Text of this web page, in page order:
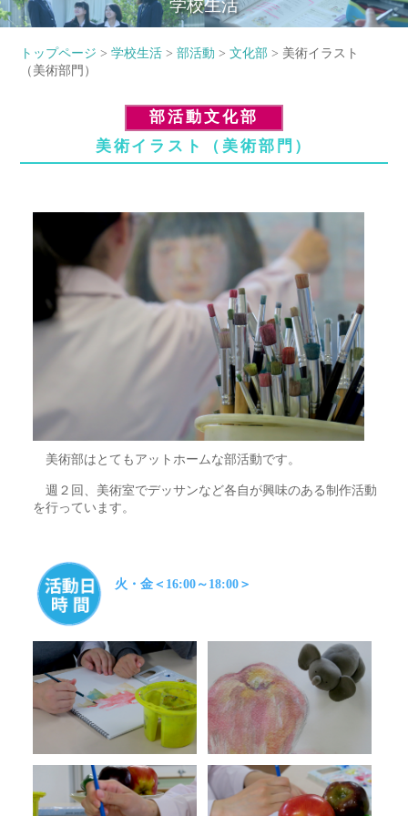
学校生活
トップページ >学校生活 >部活動 >文化部 > 美術イラスト
（美術部門）
部活動文化部
美術イラスト（美術部門）
美術部はとてもアットホームな部活動です。
週２回、美術室でデッサンなど各自が興味のある制作活動
を行っています。
火・金＜16:00～18:00＞